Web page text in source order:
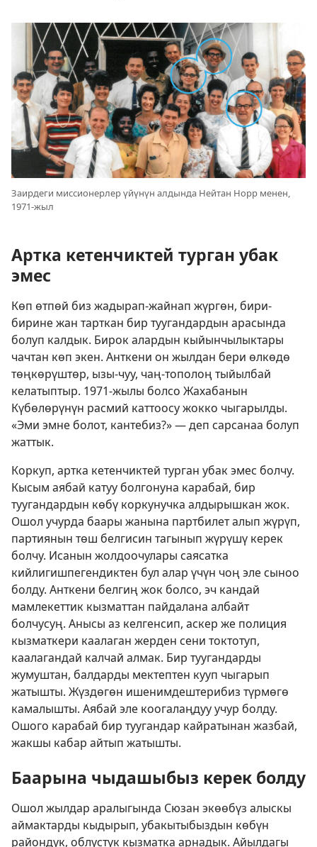
Заирдеги миссионерлер үйүнүн алдында Нейтан Норр менен,
1971-жыл
Артка кетенчиктей турган убак
эмес
Көп өтпөй биз жадырап-жайнап жүргөн, бири-
бирине жан тарткан бир туугандардын арасында
болуп калдык. Бирок алардын кыйынчылыктары
чачтан көп экен. Анткени он жылдан бери өлкөдө
төңкөрүштөр, ызы-чуу, чаң-тополоң тыйылбай
келатыптыр. 1971-жылы болсо Жахабанын
Күбөлөрүнүн расмий каттоосу жокко чыгарылды.
«Эми эмне болот, кантебиз?» — деп сарсанаа болуп
жаттык.
Коркуп, артка кетенчиктей турган убак эмес болчу.
Кысым аябай катуу болгонуна карабай, бир
туугандардын көбү коркунучка алдырышкан жок.
Ошол учурда баары жанына партбилет алып жүрүп,
партиянын төш белгисин тагынып жүрүшү керек
болчу. Исанын жолдоочулары саясатка
кийлигишпегендиктен бул алар үчүн чоң эле сыноо
болду. Анткени белгиң жок болсо, эч кандай
мамлекеттик кызматтан пайдалана албайт
болчусуң. Анысы аз келгенсип, аскер же полиция
кызматкери каалаган жерден сени токтотуп,
каалагандай калчай алмак. Бир туугандарды
жумуштан, балдарды мектептен кууп чыгарып
жатышты. Жүздөгөн ишенимдештерибиз түрмөгө
камалышты. Аябай эле коогалаңдуу учур болду.
Ошого карабай бир туугандар кайратынан жазбай,
жакшы кабар айтып жатышты.
Баарына чыдашыбыз керек болду
Ошол жылдар аралыгында Сюзан экөөбүз алыскы
аймактарды кыдырып, убакытыбыздын көбүн
райондук, облустук кызматка арнадык. Айылдагы